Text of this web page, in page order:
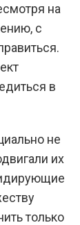
на
с
в
не
их
только